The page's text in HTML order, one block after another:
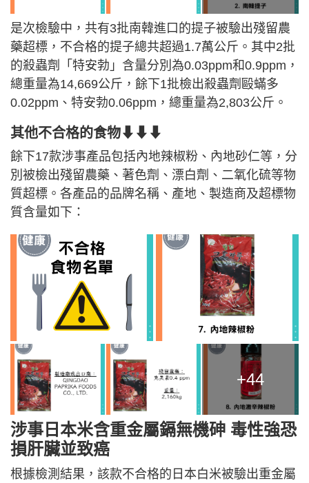
是次檢驗中，共有3批南韓進口的提子被驗出殘留農
藥超標，不合格的提子總共超過1.7萬公斤。其中2批
的殺蟲劑「特安勃」含量分別為0.03ppm和0.9ppm，
總重量為14,669公斤，餘下1批檢出殺蟲劑毆蟎多
0.02ppm、特安勃0.06ppm，總重量為2,803公斤。
其他不合格的食物⬇⬇⬇
餘下17款涉事產品包括內地辣椒粉、內地砂仁等，分
別被檢出殘留農藥、著色劑、漂白劑、二氧化硫等物
質超標。各產品的品牌名稱、產地、製造商及超標物
質含量如下：
+44
涉事日本米含重金屬鎘無機砷 毒性強恐
損肝臟並致癌
根據檢測結果，該款不合格的日本白米被驗出重金屬